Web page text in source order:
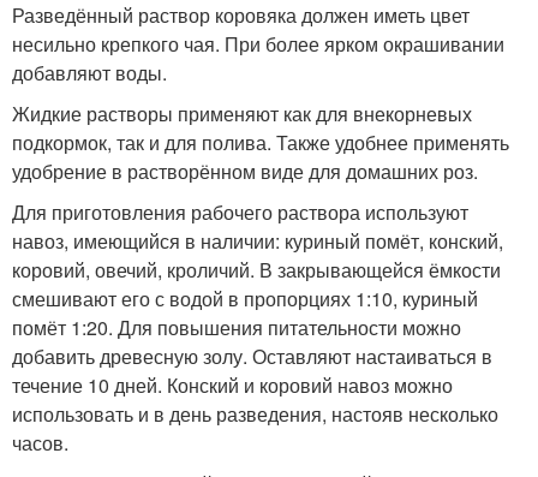
Разведённый раствор коровяка должен иметь цвет
несильно крепкого чая. При более ярком окрашивании
добавляют воды.
Жидкие растворы применяют как для внекорневых
подкормок, так и для полива. Также удобнее применять
удобрение в растворённом виде для домашних роз.
Для приготовления рабочего раствора используют
навоз, имеющийся в наличии: куриный помёт, конский,
коровий, овечий, кроличий. В закрывающейся ёмкости
смешивают его с водой в пропорциях 1:10, куриный
помёт 1:20. Для повышения питательности можно
добавить древесную золу. Оставляют настаиваться в
течение 10 дней. Конский и коровий навоз можно
использовать и в день разведения, настояв несколько
часов.